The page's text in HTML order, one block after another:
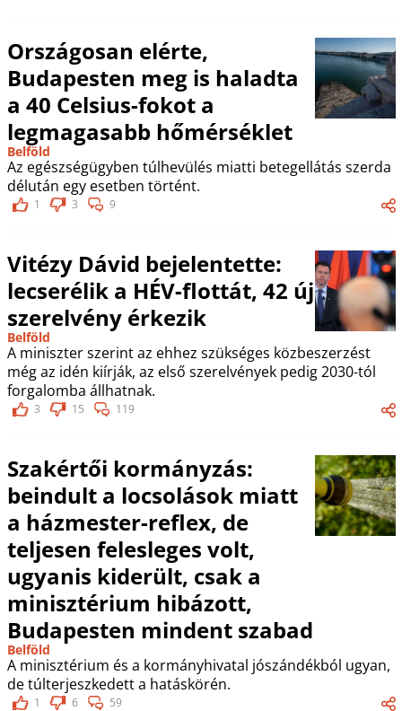
Országosan elérte,
Budapesten meg is haladta
a 40 Celsius-fokot a
legmagasabb hőmérséklet
Belföld
Az egészségügyben túlhevülés miatti betegellátás szerda
délután egy esetben történt.
1 3 9
Vitézy Dávid bejelentette:
lecserélik a HÉV-flottát, 42 új
szerelvény érkezik
Belföld
A miniszter szerint az ehhez szükséges közbeszerzést
még az idén kiírják, az első szerelvények pedig 2030-tól
forgalomba állhatnak.
3 15 119
Szakértői kormányzás:
beindult a locsolások miatt
a házmester-reflex, de
teljesen felesleges volt,
ugyanis kiderült, csak a
minisztérium hibázott,
Budapesten mindent szabad
Belföld
A minisztérium és a kormányhivatal jószándékból ugyan,
de túlterjeszkedett a hatáskörén.
1 6 59